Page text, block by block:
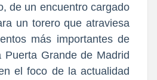
de un encuentro cargado
un torero que atraviesa
más importantes de
Puerta Grande de Madrid
el foco de la actualidad